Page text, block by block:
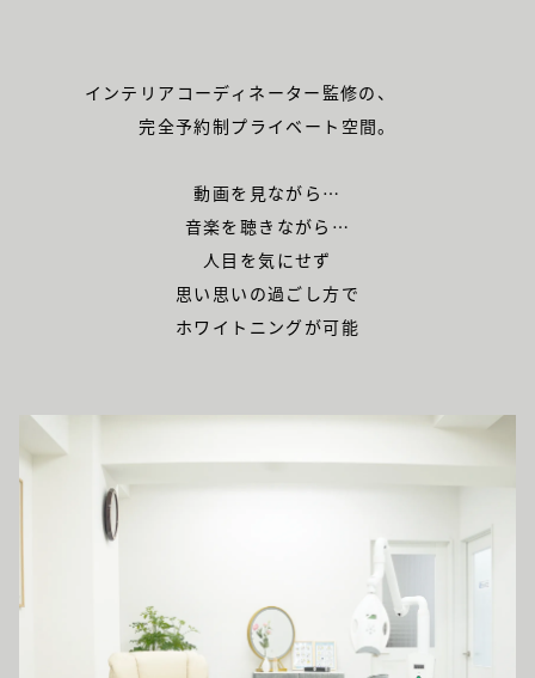
インテリアコーディネーター監修の、
完全予約制プライベート空間。
動画を見ながら…
音楽を聴きながら…
人目を気にせず
思い思いの過ごし方で
ホワイトニングが可能